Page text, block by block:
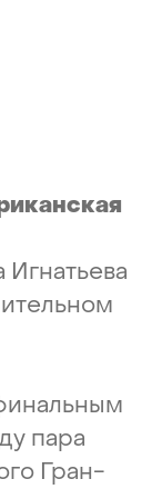
Игнатьева
пара
Гран-